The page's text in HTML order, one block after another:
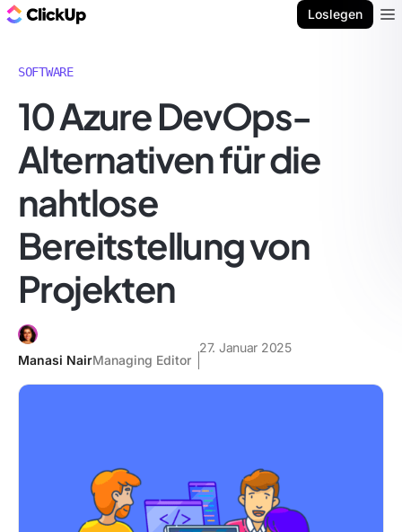
Loslegen
SOFTWARE
10 Azure DevOps-
Alternativen für die
nahtlose
Bereitstellung von
Projekten
Manasi NairManaging Editor
27. Januar 2025